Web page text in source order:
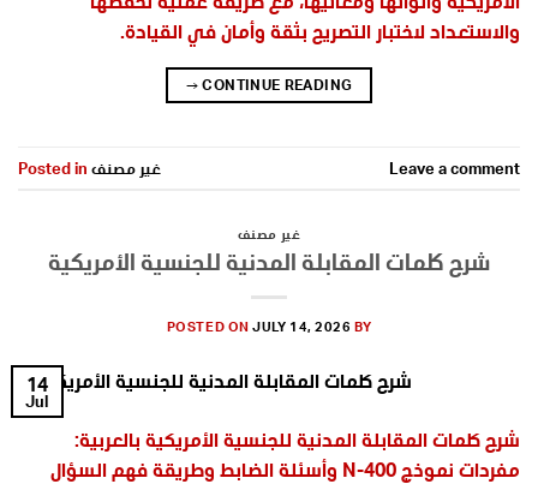
والاستعداد لاختبار التصريح بثقة وأمان في القيادة.
CONTINUE READING
→
Posted in غير مصنف Leave a comment
غير مصنف
شرح كلمات المقابلة المدنية للجنسية الأمريكية
POSTED ONJULY 14, 2026 BY
14
Jul
شرح كلمات المقابلة المدنية للجنسية الأمريكية بالعربية:
مفردات نموذج N-400 وأسئلة الضابط وطريقة فهم السؤال